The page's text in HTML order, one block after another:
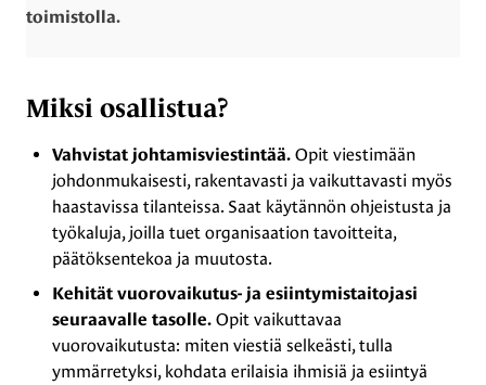
toimistolla.
Miksi osallistua?
Vahvistat johtamisviestintää. Opit viestimään
johdonmukaisesti, rakentavasti ja vaikuttavasti myös
haastavissa tilanteissa. Saat käytännön ohjeistusta ja
työkaluja, joilla tuet organisaation tavoitteita,
päätöksentekoa ja muutosta.
Kehität vuorovaikutus- ja esiintymistaitojasi
seuraavalle tasolle. Opit vaikuttavaa
vuorovaikutusta: miten viestiä selkeästi, tulla
ymmärretyksi, kohdata erilaisia ihmisiä ja esiintyä